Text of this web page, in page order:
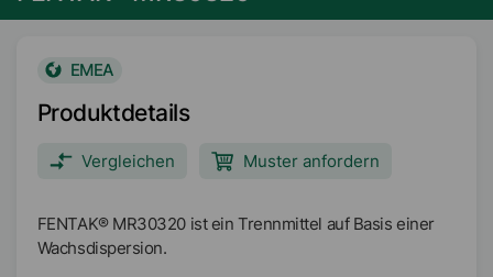
EMEA
Produktdetails
Vergleichen Muster anfordern
FENTAK® MR30320 ist ein Trennmittel auf Basis einer
Wachsdispersion.